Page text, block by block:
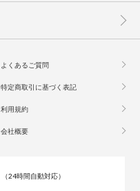
よくあるご質問
特定商取引に基づく表記
利用規約
会社概要
（24時間自動対応）